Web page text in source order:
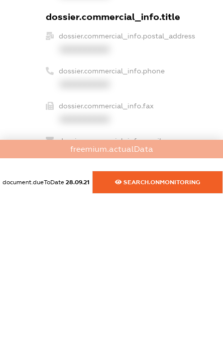
dossier.commercial_info.title
dossier.commercial_info.postal_address
dossier.commercial_info.phone
dossier.commercial_info.fax
dossier.commercial_info.email
XXXXXXXXXX
freemium.actualData
document.dueToDate 28.09.21 SEARCH.ONMONITORING